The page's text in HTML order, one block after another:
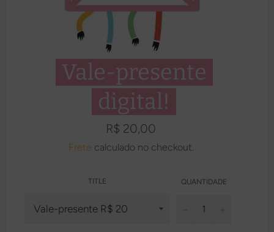
Vale-presente
digital!
Preço
normal
R$ 20,00
Frete calculado no checkout.
TITLE QUANTIDADE